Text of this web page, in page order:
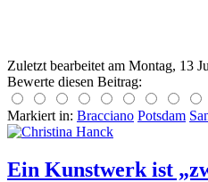
Zuletzt bearbeitet am Montag, 13
Bewerte diesen Beitrag:
Markiert in: Bracciano Potsdam
Ein Kunstwerk ist